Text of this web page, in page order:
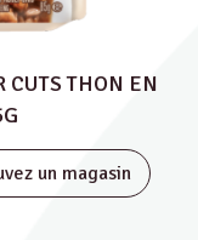
CUTS THON EN
un magasin